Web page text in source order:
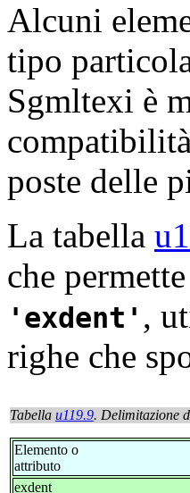
Alcuni
tipo
Sgmltexi è
poste delle
La tabella
che
exdent
,
righe che
Tabella u119.9. Delimitazione
Elemento o
attributo
exdent